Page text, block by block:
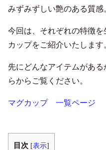
みずみずしい艶のある質感
今回は、それぞれの特徴
カップをご紹介いたします
先にどんなアイテムがあ
らからご覧ください。
マグカップ 一覧ページ
目次 [表示]